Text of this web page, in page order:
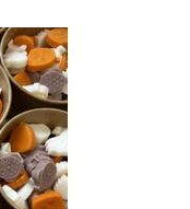
dýně.
Bílá -